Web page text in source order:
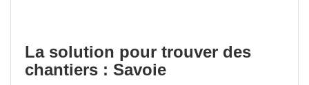
La solution pour trouver des
chantiers : Savoie